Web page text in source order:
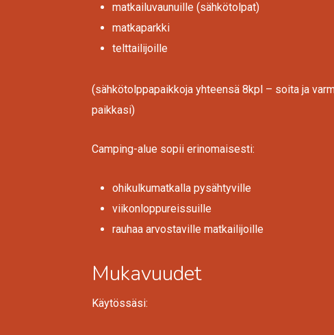
matkailuvaunuille (sähkötolpat)
matkaparkki
telttailijoille
(sähkötolppapaikkoja yhteensä 8kpl – soita ja
paikkasi)
Camping-alue sopii erinomaisesti:
ohikulkumatkalla pysähtyville
viikonloppureissuille
rauhaa arvostaville matkailijoille
Mukavuudet
Käytössäsi: